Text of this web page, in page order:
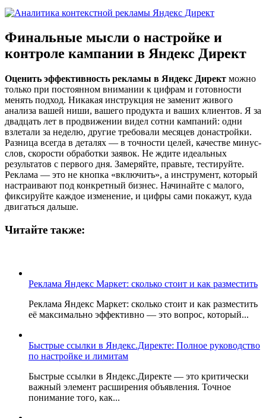
Финальные мысли о настройке и
контроле кампании в Яндекс Директ
Оценить эффективность рекламы в Яндекс Директ можно
только при постоянном внимании к цифрам и готовности
менять подход. Никакая инструкция не заменит живого
анализа вашей ниши, вашего продукта и ваших клиентов. Я за
двадцать лет в продвижении видел сотни кампаний: одни
взлетали за неделю, другие требовали месяцев донастройки.
Разница всегда в деталях — в точности целей, качестве минус-
слов, скорости обработки заявок. Не ждите идеальных
результатов с первого дня. Замеряйте, правьте, тестируйте.
Реклама — это не кнопка «включить», а инструмент, который
настраивают под конкретный бизнес. Начинайте с малого,
фиксируйте каждое изменение, и цифры сами покажут, куда
двигаться дальше.
Читайте также:
Реклама Яндекс Маркет: сколько стоит и как разместить
Реклама Яндекс Маркет: сколько стоит и как разместить
её максимально эффективно — это вопрос, который...
Быстрые ссылки в Яндекс.Директе: Полное руководство
по настройке и лимитам
Быстрые ссылки в Яндекс.Директе — это критически
важный элемент расширения объявления. Точное
понимание того, как...